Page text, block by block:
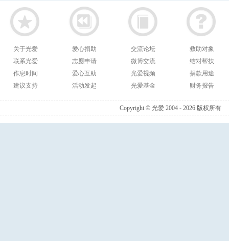
关于光爱
联系光爱
作息时间
建议支持
爱心捐助
志愿申请
爱心互助
活动发起
交流论坛
微博交流
光爱视频
光爱基金
救助对象
结对帮扶
捐款用途
财务报告
Copyright © 光爱 2004 - 2026 版权所有